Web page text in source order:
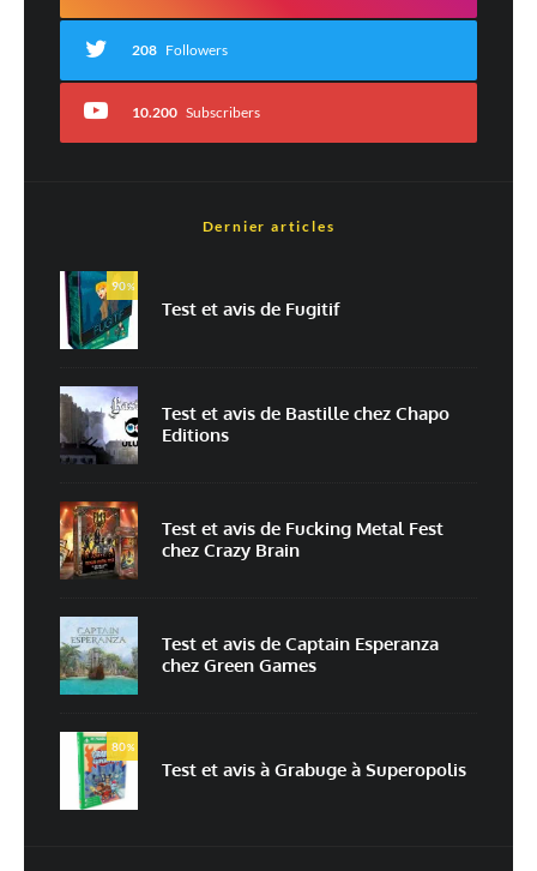
Non Oui
E-mail*
Enregistrer mon nom, mon e-mail et mon site dans le navigateur pour
mon prochain commentaire.
Prévenez-moi de tous les nouveaux commentaires par e-mail.
Prévenez-moi de tous les nouveaux articles par e-mail.
208 Followers
10.200 Subscribers
Dernier articles
90%
Test et avis de Fugitif
Test et avis de Bastille chez Chapo
Editions
Test et avis de Fucking Metal Fest
chez Crazy Brain
Test et avis de Captain Esperanza
chez Green Games
80%
Test et avis à Grabuge à Superopolis